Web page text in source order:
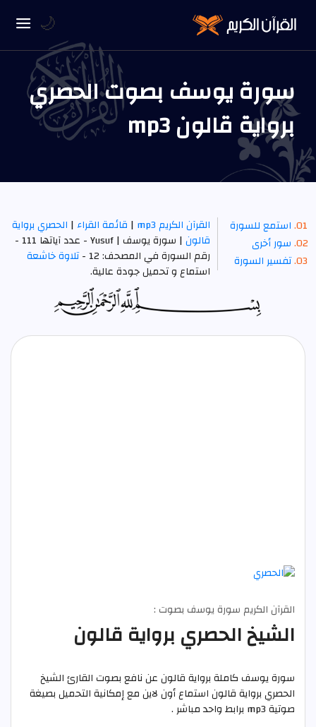
سورة يوسف بصوت الحصري
برواية قالون mp3
استمع للسورة
سور أخرى
تفسير السورة
القرآن الكريم mp3 | قائمة القراء| الحصري برواية
قالون
| سورة يوسف | Yusuf - عدد آياتها 111 -
رقم السورة في المصحف: 12 -
تلاوة خاشعة
استماع و تحميل جودة عالية.
القرآن الكريم سورة يوسف بصوت :
الشيخ الحصري برواية قالون
سورة يوسف كاملة برواية قالون عن نافع بصوت القارئ الشيخ
الحصري برواية قالون استماع أون لاين مع إمكانية التحميل بصيغة
صوتية mp3 برابط واحد مباشر .
🌙